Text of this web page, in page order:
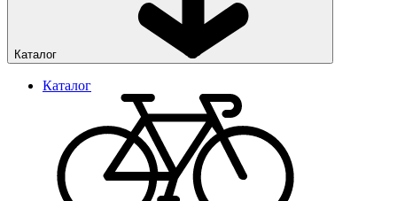
Каталог
Каталог